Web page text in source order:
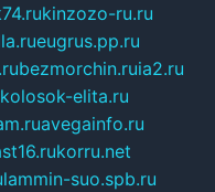
kinzozo-ru.ru
eugrus.pp.ru
bezmorchin.ruia2.ru
kolosok-elita.ru
avegainfo.ru
korru.net
lammin-suo.spb.ru